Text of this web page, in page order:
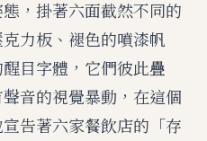
，掛著六面截然不同的
力板、褪色的噴漆帆
目字體，它們彼此疊
音的視覺暴動，在這個
告著六家餐飲店的「存